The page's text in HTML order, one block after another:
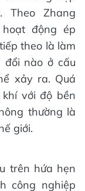
Zhang
động ép
theo là làm
nào ở cấu
xảy ra. Quá
với độ bền
thường là
giới.
trên hứa hẹn
công nghiệp